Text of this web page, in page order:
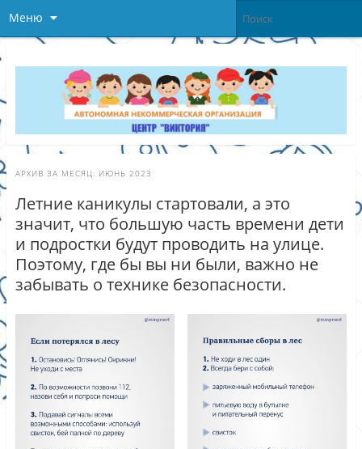
Меню
АРХИВ ЗА МЕСЯЦ: ИЮНЬ 2023
Летние каникулы стартовали, а это
значит, что большую часть времени дети
и подростки будут проводить на улице.
Поэтому, где бы вы ни были, важно не
забывать о технике безопасности.